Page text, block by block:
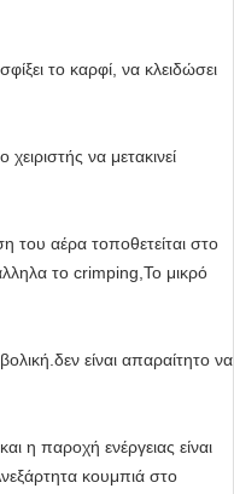
το καρφί, να κλειδώσει
να μετακινεί
του αέρα τοποθετείται στο
το crimping,Το μικρό
είναι απαραίτητο να
η παροχή ενέργειας είναι
κουμπιά στο